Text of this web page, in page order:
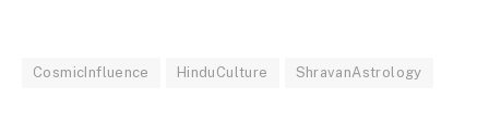
CosmicInfluence HinduCulture ShravanAstrology